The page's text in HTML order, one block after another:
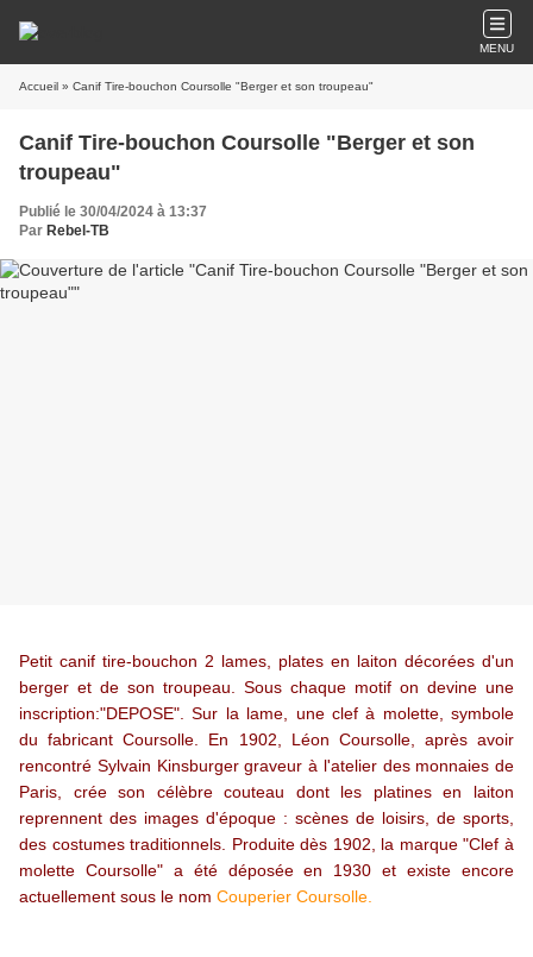
MENU
Accueil » Canif Tire-bouchon Coursolle "Berger et son troupeau"
Canif Tire-bouchon Coursolle "Berger et son
troupeau"
Publié le 30/04/2024 à 13:37
Par Rebel-TB
Petit canif tire-bouchon 2 lames, plates en laiton décorées d'un
berger et de son troupeau. Sous chaque motif on devine une
inscription:"DEPOSE". Sur la lame, une clef à molette, symbole
du fabricant Coursolle. En 1902, Léon Coursolle, après avoir
rencontré Sylvain Kinsburger graveur à l'atelier des monnaies de
Paris, crée son célèbre couteau dont les platines en laiton
reprennent des images d'époque : scènes de loisirs, de sports,
des costumes traditionnels. Produite dès 1902, la marque "Clef à
molette Coursolle" a été déposée en 1930 et existe encore
actuellement sous le nom Couperier Coursolle